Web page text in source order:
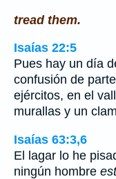
tread them.
Isaías 22:5
Pues hay un día
confusión de
ejércitos, en el
murallas y un
Isaías 63:3,6
El lagar lo he
ningún hombre